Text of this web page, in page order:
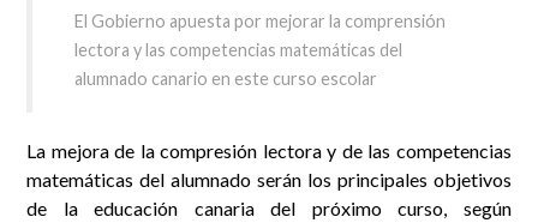
El Gobierno apuesta por mejorar la comprensión
lectora y las competencias matemáticas del
alumnado canario en este curso escolar
La mejora de la compresión lectora y de las competencias
matemáticas del alumnado serán los principales objetivos
de la educación canaria del próximo curso, según